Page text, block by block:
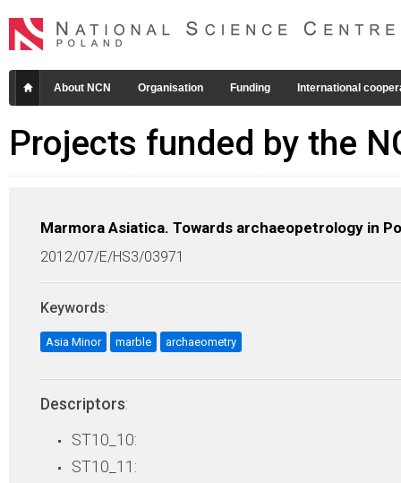
About NCN Organisation Funding International
Projects funded by the
Marmora Asiatica. Towards archaeopetrology in
2012/07/E/HS3/03971
Keywords:
Asia Minor marble archaeometry
Descriptors:
ST10_10:
ST10_11: